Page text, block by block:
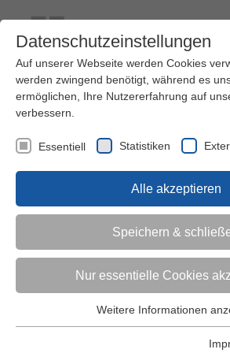
Kontakt Ihre Meinung ist uns wichtig!
Kinder (0-6)
Grundschulkinder
Jugendliche
Datenschutzeinstellungen
Auf unserer Webseite werden Cookies
werden zwingend benötigt, während es
ermöglichen, Ihre Nutzererfahrung auf
verbessern.
Essentiell Statistiken
Alle akzeptieren
Speichern &
Nur essentielle Cookies
Essentielle Cookies werden für
Weitere Informationen